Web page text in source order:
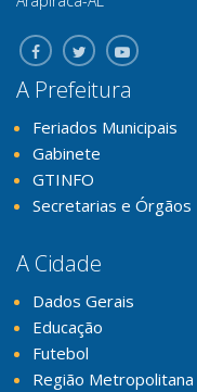
A Prefeitura
Feriados Municipais
Gabinete
GTINFO
Secretarias e Órgãos
A Cidade
Dados Gerais
Educação
Futebol
Região Metropolitana